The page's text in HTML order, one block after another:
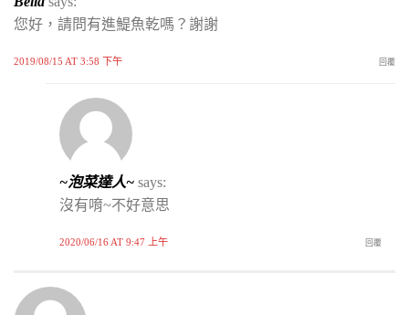
您好，請問有進鯷魚乾嗎？謝謝
2019/08/15 AT 3:58 下午 回覆
~泡菜達人~ says:
沒有唷~不好意思
2020/06/16 AT 9:47 上午 回覆